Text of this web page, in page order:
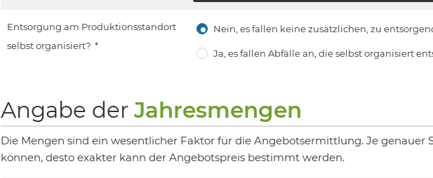
Entsorgung am Produktionsstandort
selbst organisiert? *
Nein, es fallen keine zusätzlichen, zu
Ja, es fallen Abfälle an, die selbst organisiert
Angabe der Jahresmengen
Die Mengen sind ein wesentlicher Faktor für die Angebotsermittlung. Je genauer
können, desto exakter kann der Angebotspreis bestimmt werden.